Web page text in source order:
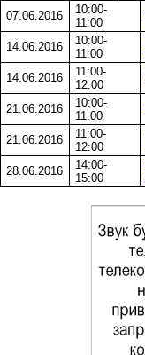
07.06.2016
10:00-
11:00
14.06.2016
10:00-
11:00
14.06.2016
11:00-
12:00
21.06.2016
10:00-
11:00
21.06.2016
11:00-
12:00
28.06.2016
14:00-
15:00